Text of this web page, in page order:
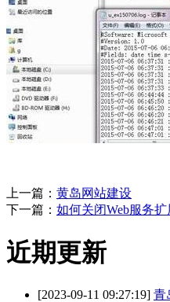
上一篇： 黄岛网站建设
下一篇： 如何关闭Web服务扩
近期更新
[2023-09-11 09:27:19] 青